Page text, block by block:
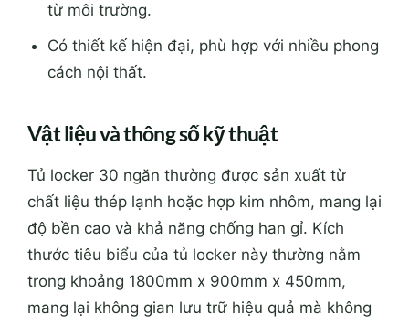
từ môi trường.
Có thiết kế hiện đại, phù hợp với nhiều phong
cách nội thất.
Vật liệu và thông số kỹ thuật
Tủ locker 30 ngăn thường được sản xuất từ
chất liệu thép lạnh hoặc hợp kim nhôm, mang lại
độ bền cao và khả năng chống han gỉ. Kích
thước tiêu biểu của tủ locker này thường nằm
trong khoảng 1800mm x 900mm x 450mm,
mang lại không gian lưu trữ hiệu quả mà không